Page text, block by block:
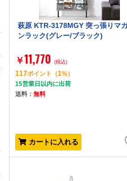
萩原 KTR-3178MGY 突っ張りマ
ンラック(グレー/ブラック)
￥11,770 (税込)
117ポイント （1%）
15営業日以内に出荷
送料：無料
カートに入れる